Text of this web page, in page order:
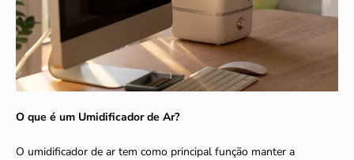
O que é um Umidificador de Ar?
O umidificador de ar tem como principal função manter a